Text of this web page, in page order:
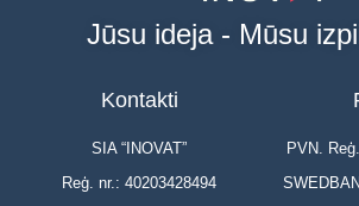
Jūsu ideja - Mūsu
Kontakti
SIA “INOVAT”
Reģ. nr.: 40203428494
PVN.